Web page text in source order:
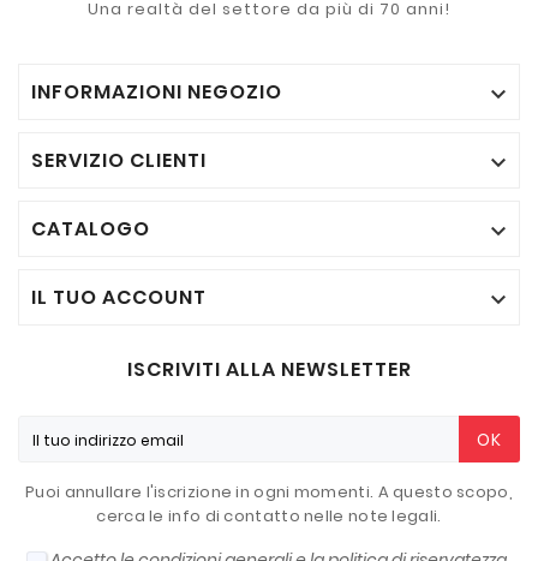
Una realtà del settore da più di 70 anni!
INFORMAZIONI NEGOZIO 
SERVIZIO CLIENTI 
CATALOGO 
IL TUO ACCOUNT 
ISCRIVITI ALLA NEWSLETTER
OK
Puoi annullare l'iscrizione in ogni momenti. A questo scopo,
cerca le info di contatto nelle note legali.